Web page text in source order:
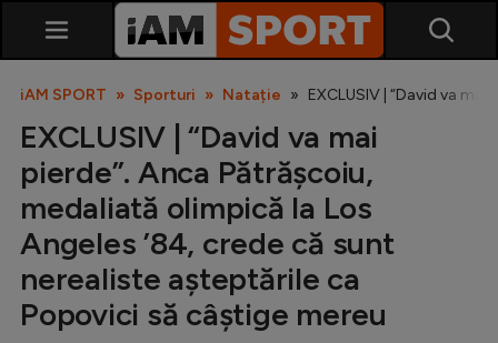
SuperLiga
Liga 2
iAM SPORT Sporturi Natație EXCLUSIV | “David va
EXCLUSIV | “David va mai
pierde”. Anca Pătrășcoiu,
medaliată olimpică la Los
Angeles ’84, crede că sunt
nerealiste așteptările ca
Popovici să câștige mereu